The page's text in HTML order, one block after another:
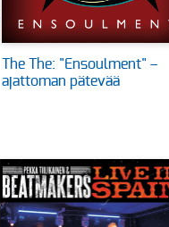
The The: "Ensoulment" –
ajattoman pätevää